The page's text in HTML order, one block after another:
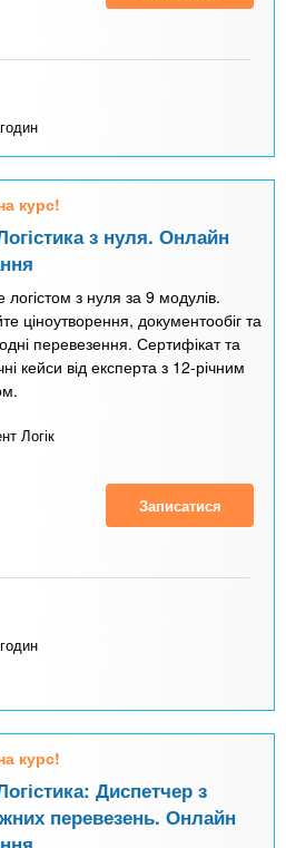
курс!
з нуля. Онлайн
логістом з нуля за 9 модулів.
ціноутворення, документообіг та
перевезення. Сертифікат та
кейси від експерта з 12-річним
Логік
Записатися
курс!
Диспетчер з
перевезень. Онлайн